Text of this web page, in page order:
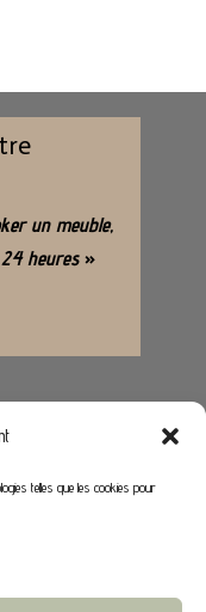
telles que les cookies pour
un meuble,
heures»